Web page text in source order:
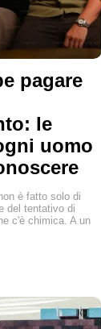
pagare
le
uomo
è fatto solo di
del tentativo di
c'è chimica. A un